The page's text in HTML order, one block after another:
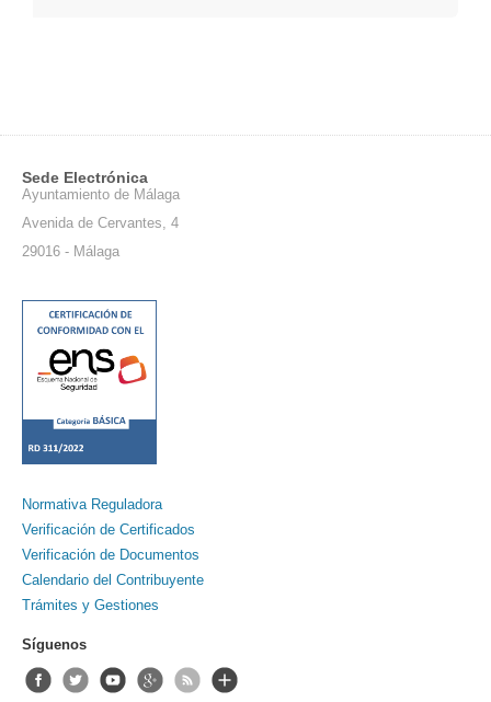
Sede Electrónica
Ayuntamiento de Málaga
Avenida de Cervantes, 4
29016 - Málaga
Normativa Reguladora
Verificación de Certificados
Verificación de Documentos
Calendario del Contribuyente
Trámites y Gestiones
Síguenos